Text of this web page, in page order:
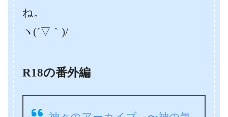
ね。
ヽ(´▽｀)/
R18の番外編